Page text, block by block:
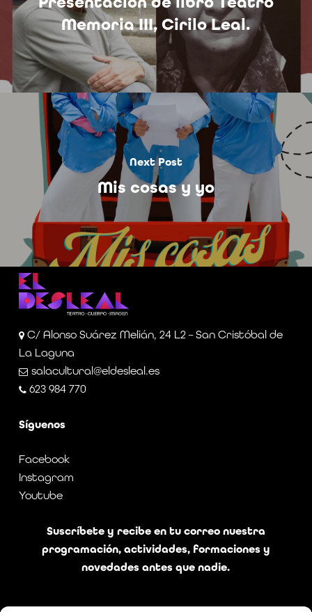
Memoria III, Cirilo Leal.
Next Post
Mis cosas y yo
C/ Alonso Suárez Melián, 24 L2 – San Cristóbal de
La Laguna
salacultural@eldesleal.es
623 984 770
Síguenos
Facebook
Instagram
Youtube
Suscríbete y recibe en tu correo nuestra
programación, actividades, formaciones y
novedades antes que nadie.